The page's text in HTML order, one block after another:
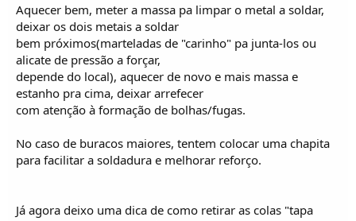
Aquecer bem, meter a massa pa limpar o metal a soldar,
deixar os dois metais a soldar
bem próximos(marteladas de "carinho" pa junta-los ou
alicate de pressão a forçar,
depende do local), aquecer de novo e mais massa e
estanho pra cima, deixar arrefecer
com atenção à formação de bolhas/fugas.
No caso de buracos maiores, tentem colocar uma chapita
para facilitar a soldadura e melhorar reforço.
Já agora deixo uma dica de como retirar as colas "tapa